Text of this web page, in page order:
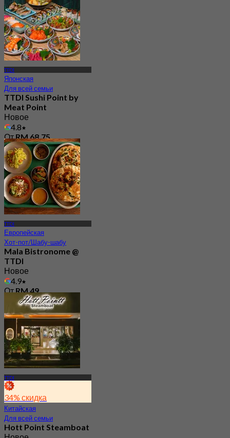
TTDI
Японская
Для всей семьи
TTDI Sushi Point by
Meat Point
Новое
4.8
ОтRM 68.75
TTDI
Европейская
Хот-пот/Шабу-шабу
Mala Bistronome @
TTDI
Новое
4.9
ОтRM 49
TTDI
34% скидка
Китайская
Для всей семьи
Hott Point Steamboat